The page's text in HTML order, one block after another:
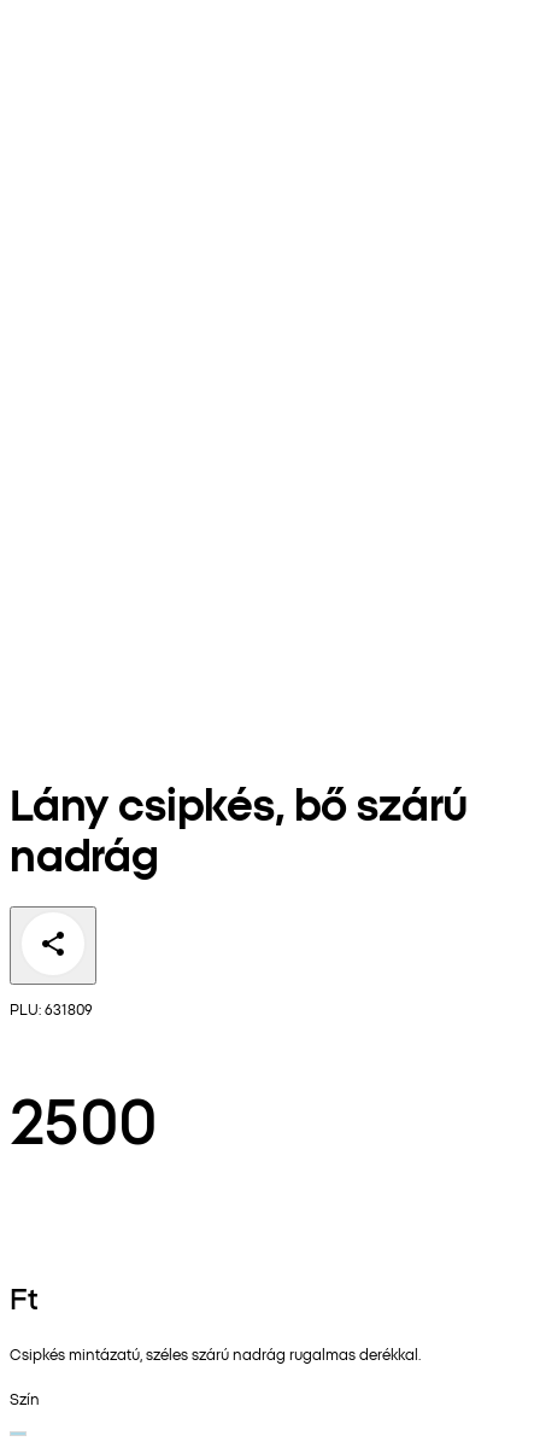
Lány csipkés, bő szárú
nadrág
PLU: 631809
2500
Ft
Csipkés mintázatú, széles szárú nadrág rugalmas derékkal.
Szín